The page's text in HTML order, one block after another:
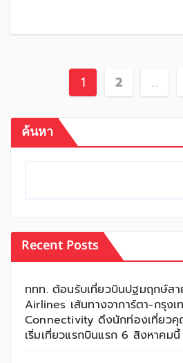
Posts
1 2 …
ค้นหา
Recent Posts
ททท. ต้อนรับเที่ยวบินปฐมฤกษ์สา
Airlines เส้นทางจาการ์ตา-กรุง
Connectivity ดึงนักท่องเที่ยวคุ
เริ่มเที่ยวแรกบินแรก 6 สิงหาคมนี้